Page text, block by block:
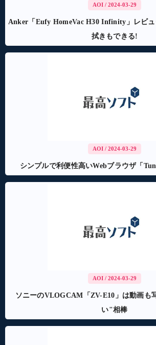
AOI / 2024-03-29
Anker「Eufy HomeVac H30 Infinity」レビ
拭きもできる!
AOI / 2024-03-29
シンプルで利便性高いWebブラウザ「
AOI / 2024-03-29
ソニーのVLOGCAM「ZV-E10」は動画も
い"相棒